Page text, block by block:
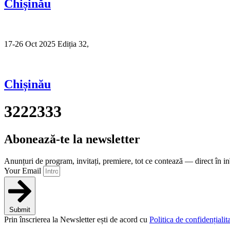
Chișinău
17-26 Oct 2025 Ediția 32,
Chișinău
3222333
Abonează-te la newsletter
Anunțuri de program, invitați, premiere, tot ce contează — direct în
Your Email
Submit
Prin înscrierea la Newsletter ești de acord cu Politica de